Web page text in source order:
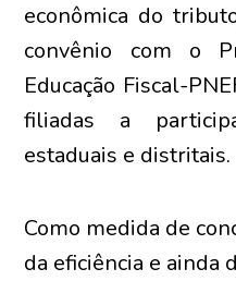
econômica do
convênio com o
Educação Fiscal-
filiadas a
estaduais e distritais.
Como medida de
da eficiência e ainda